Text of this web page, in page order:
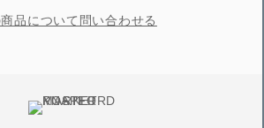
品について問い合わせる